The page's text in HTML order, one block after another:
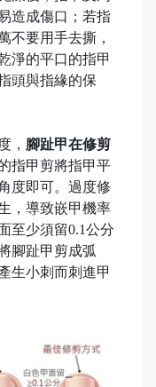
造成傷口；若指
不要用手去撕，
淨的平口的指甲
頭與指緣的保
， 腳趾甲在修剪
指甲剪將指甲平
度即可。過度修
，導致嵌甲機率
至少須留0.1公分
腳趾甲剪成弧
生小刺而刺進甲